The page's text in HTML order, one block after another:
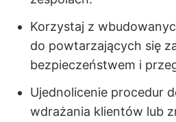
Korzystaj z
do powtarzających się
bezpieczeństwem i
Ujednolicenie procedur
wdrażania klientów lub